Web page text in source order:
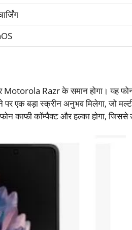
Razr के समान होगा। यह
एक बड़ा स्क्रीन अनुभव मिलेगा, जो
काफी कॉम्पैक्ट और हल्का होगा,